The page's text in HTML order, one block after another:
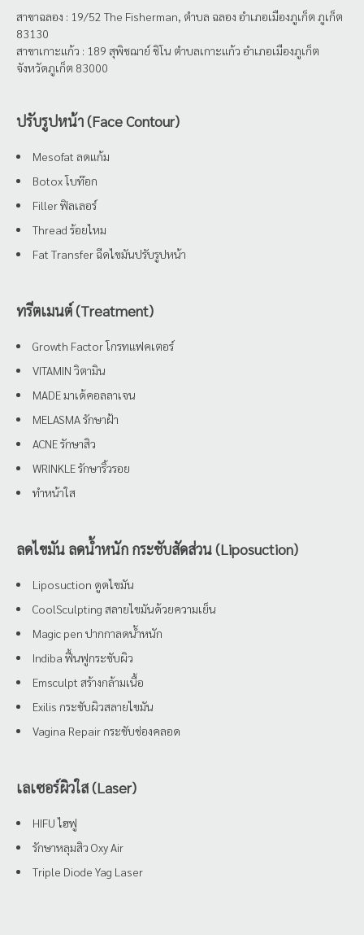
สาขาฉลอง : 19/52 The Fisherman, ตำบล ฉลอง อำเภอเมืองภูเก็ต ภูเก็ต
83130
สาขาเกาะแก้ว : 189 สุพิชฌาย์ ชิโน ตำบลเกาะแก้ว อำเภอเมืองภูเก็ต
จังหวัดภูเก็ต 83000
ปรับรูปหน้า (Face Contour)
Mesofat ลดแก้ม
Botox โบท๊อก
Filler ฟิลเลอร์
Thread ร้อยไหม
Fat Transfer ฉีดไขมันปรับรูปหน้า
ทรีตเมนต์ (Treatment)
Growth Factor โกรทแฟคเตอร์
VITAMIN วิตามิน
MADE มาเด้คอลลาเจน
MELASMA รักษาฝ้า
ACNE รักษาสิว
WRINKLE รักษาริ้วรอย
ทำหน้าใส
ลดไขมัน ลดน้ำหนัก กระชับสัดส่วน (Liposuction)
Liposuction ดูดไขมัน
CoolSculpting สลายไขมันด้วยความเย็น
Magic pen ปากกาลดน้ำหนัก
Indiba ฟื้นฟูกระชับผิว
Emsculpt สร้างกล้ามเนื้อ
Exilis กระชับผิวสลายไขมัน
Vagina Repair กระชับช่องคลอด
เลเซอร์ผิวใส (Laser)
HIFU ไฮฟู
รักษาหลุมสิว Oxy Air
Triple Diode Yag Laser